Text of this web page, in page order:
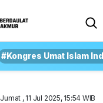
#Kongres Umat Islam
Jumat , 11 Jul 2025, 15:54 WIB